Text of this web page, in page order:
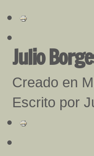
Julio
Creado en
Escrito por